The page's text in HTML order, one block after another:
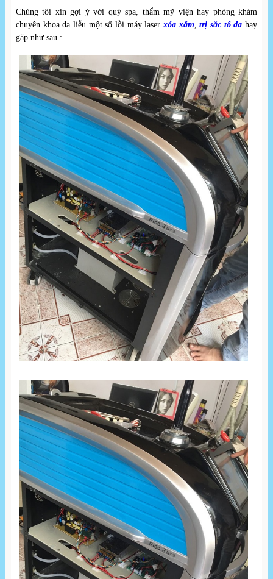
Chúng tôi xin gợi ý với quý spa, thẩm mỹ viện hay phòng khám
chuyên khoa da liễu một số lỗi máy laser xóa xăm,trị sắc tố da hay
gặp như sau :